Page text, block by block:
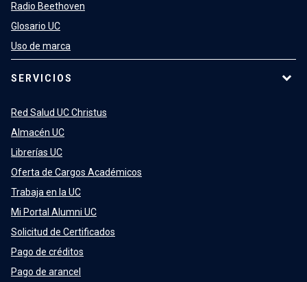
Radio Beethoven
Glosario UC
Uso de marca
SERVICIOS
Red Salud UC Christus
Almacén UC
Librerías UC
Oferta de Cargos Académicos
Trabaja en la UC
Mi Portal Alumni UC
Solicitud de Certificados
Pago de créditos
Pago de arancel